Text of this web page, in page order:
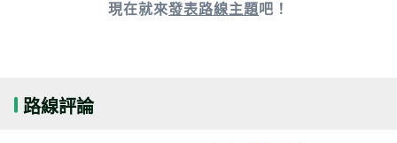
現在就來發表路線主題吧！
路線評論